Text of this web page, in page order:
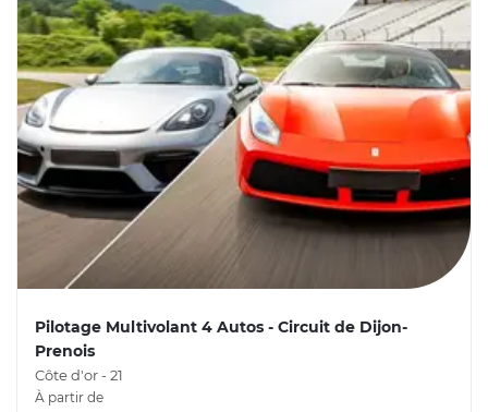
Pilotage Multivolant 4 Autos - Circuit de Dijon-
Prenois
Côte d'or - 21
À partir de